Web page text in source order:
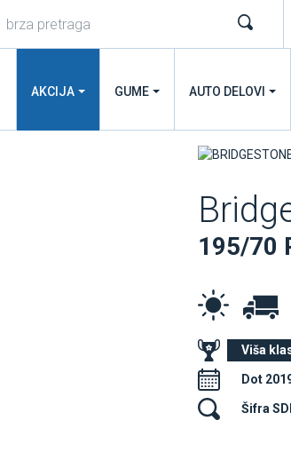
AKCIJA GUME AUTO DELOVI
195/70
Viša
Dot
Šifra